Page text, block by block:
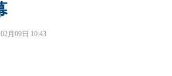
02月09日 10:43